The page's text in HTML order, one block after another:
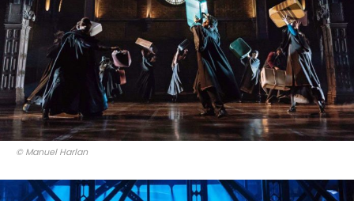
© Manuel Harlan